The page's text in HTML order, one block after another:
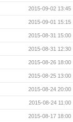
2015-09-02 13:45
2015-09-01 15:15
2015-08-31 15:00
2015-08-31 12:30
2015-08-26 18:00
2015-08-25 13:00
2015-08-24 20:00
2015-08-24 11:00
2015-08-17 18:00